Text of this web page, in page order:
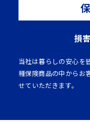
損
当社は暮らしの安心を
種保険商品の中からお
せていただきます。